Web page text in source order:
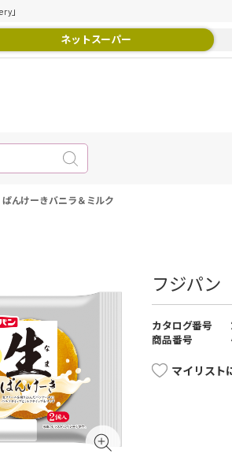
」
ネットスーパー
んけーきバニラ＆ミルク
フジパン
カタログ番号
商品番号
マイリスト